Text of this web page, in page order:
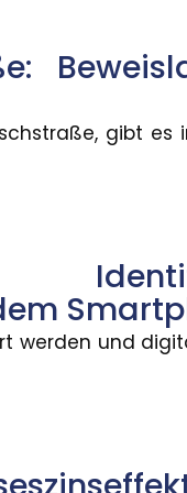
gibt es
werden und
? das könnte
ist zwischen
eingehen